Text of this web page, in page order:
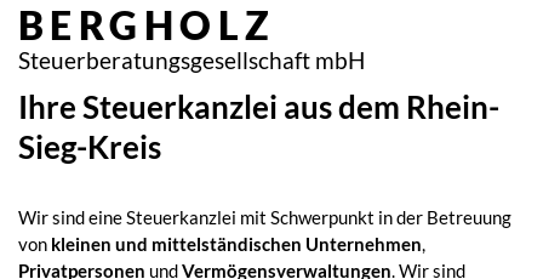
BERGHOLZ
Steuerberatungsgesellschaft mbH
Ihre Steuerkanzlei aus dem Rhein-
Sieg-Kreis
Wir sind eine Steuerkanzlei mit Schwerpunkt in der Betreuung
von kleinen und mittelständischen Unternehmen,
Privatpersonen undVermögensverwaltungen. Wir sind